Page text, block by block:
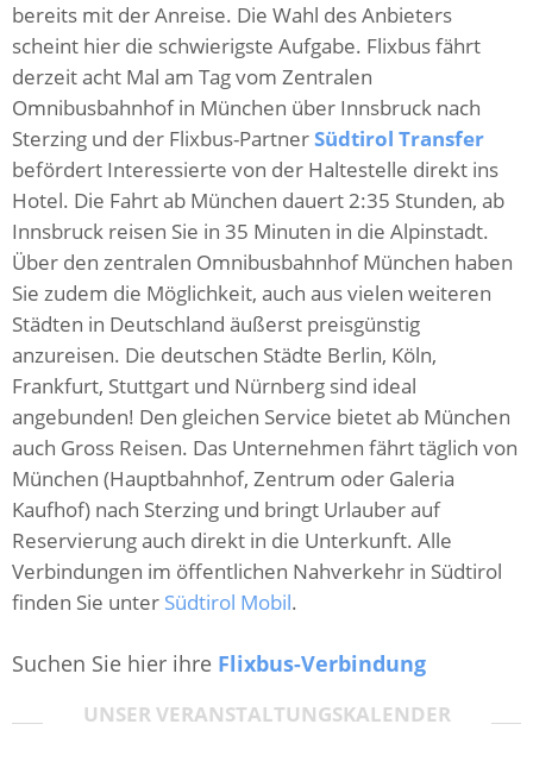
bereits mit der Anreise. Die Wahl des Anbieters
scheint hier die schwierigste Aufgabe. Flixbus fährt
derzeit acht Mal am Tag vom Zentralen
Omnibusbahnhof in München über Innsbruck nach
Sterzing und der Flixbus-PartnerSüdtirol Transfer
befördert Interessierte von der Haltestelle direkt ins
Hotel. Die Fahrt ab München dauert 2:35 Stunden, ab
Innsbruck reisen Sie in 35 Minuten in die Alpinstadt.
Über den zentralen Omnibusbahnhof München haben
Sie zudem die Möglichkeit, auch aus vielen weiteren
Städten in Deutschland äußerst preisgünstig
anzureisen. Die deutschen Städte Berlin, Köln,
Frankfurt, Stuttgart und Nürnberg sind ideal
angebunden! Den gleichen Service bietet ab München
auch Gross Reisen. Das Unternehmen fährt täglich von
München (Hauptbahnhof, Zentrum oder Galeria
Kaufhof) nach Sterzing und bringt Urlauber auf
Reservierung auch direkt in die Unterkunft. Alle
Verbindungen im öffentlichen Nahverkehr in Südtirol
finden Sie unter Südtirol Mobil.
Suchen Sie hier ihre Flixbus-Verbindung
UNSER VERANSTALTUNGSKALENDER